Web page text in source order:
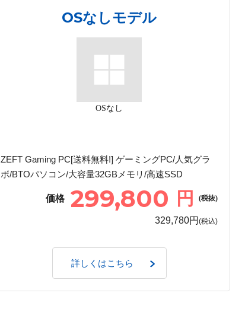
OSなしモデル
OSなし
ZEFT Gaming PC[送料無料!] ゲーミングPC/人気グラ
ボ/BTOパソコン/大容量32GBメモリ/高速SSD
価格 299,800 円 (税抜)
329,780円 (税込)
詳しくはこちら